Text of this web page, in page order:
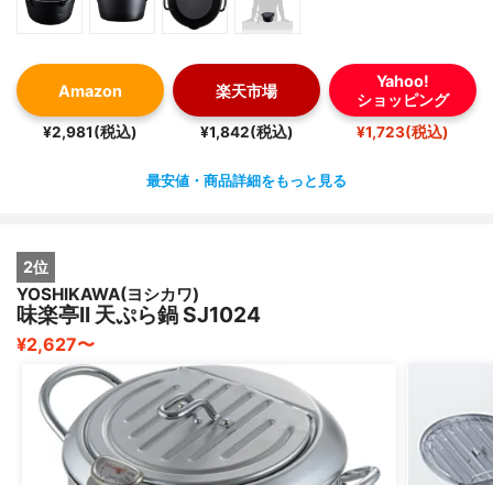
Amazon
¥2,981(税込)
楽天市場
¥1,842(税込)
Yahoo!
ショッピング
¥1,723(税込)
最安値・商品詳細をもっと見る
2位
YOSHIKAWA(ヨシカワ)
味楽亭II 天ぷら鍋 SJ1024
¥2,627〜